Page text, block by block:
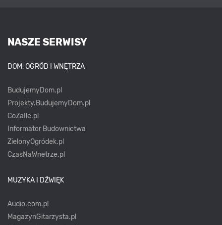
NASZE SERWISY
DOM, OGRÓD I WNĘTRZA
BudujemyDom.pl
Projekty.BudujemyDom.pl
CoZaIle.pl
Informator Budownictwa
ZielonyOgródek.pl
CzasNaWnetrze.pl
MUZYKA I DŹWIĘK
Audio.com.pl
MagazynGitarzysta.pl